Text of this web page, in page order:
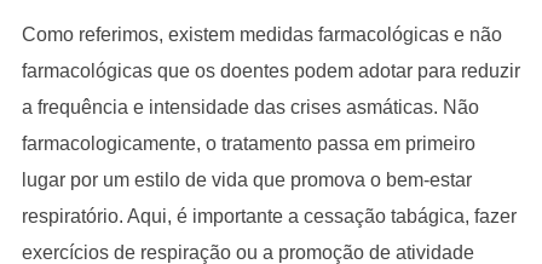
Como referimos, existem medidas farmacológicas e não
farmacológicas que os doentes podem adotar para reduzir
a frequência e intensidade das crises asmáticas. Não
farmacologicamente, o tratamento passa em primeiro
lugar por um estilo de vida que promova o bem-estar
respiratório. Aqui, é importante a cessação tabágica, fazer
exercícios de respiração ou a promoção de atividade